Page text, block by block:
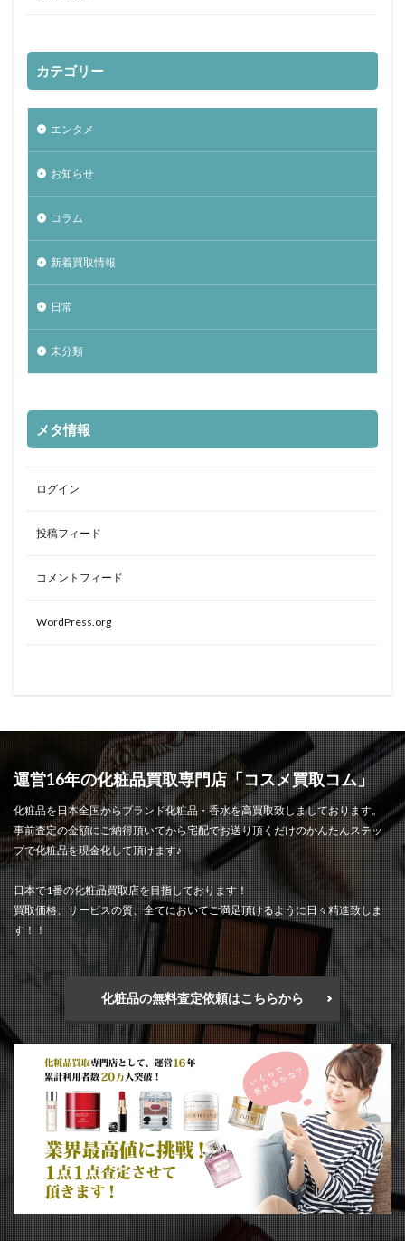
カテゴリー
エンタメ
お知らせ
コラム
新着買取情報
日常
未分類
メタ情報
ログイン
投稿フィード
コメントフィード
WordPress.org
運営16年の化粧品買取専門店「コスメ買取コム」
化粧品を日本全国からブランド化粧品・香水を高買取致しましております。
事前査定の金額にご納得頂いてから宅配でお送り頂くだけのかんたんステッ
プで化粧品を現金化して頂けます♪
日本で1番の化粧品買取店を目指しております！
買取価格、サービスの質、全てにおいてご満足頂けるように日々精進致しま
す！！
化粧品の無料査定依頼はこちらから